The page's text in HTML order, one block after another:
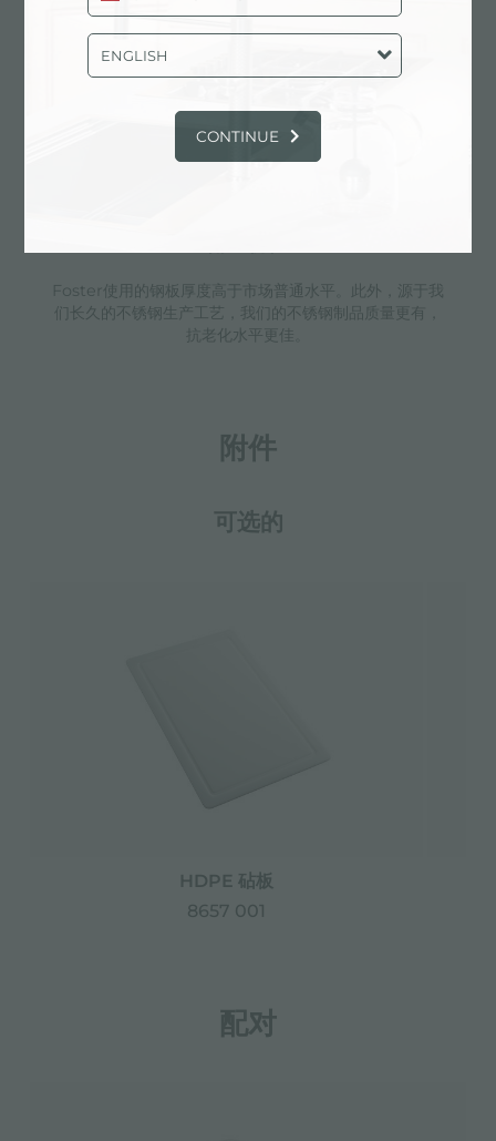
颗粒流入下水器的实用篮式塞。3.5”下水器允许
使用Foster®碎渣机，可与所有型号兼容。
滑动支架
Foster使用的钢板厚度高于市场普通水平。此外，源于我
们长久的不锈钢生产工艺，我们的不锈钢制品质量更有，
抗老化水平更佳。
附件
可选的
HDPE 砧板
8657 001
配对
ENGLISH
CONTINUE